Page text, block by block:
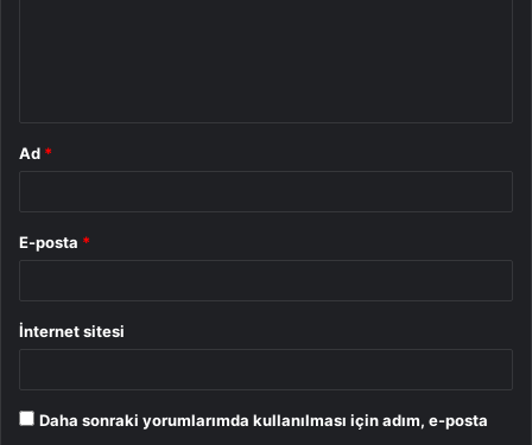
Ad *
E-posta *
İnternet sitesi
Daha sonraki yorumlarımda kullanılması için adım, e-posta